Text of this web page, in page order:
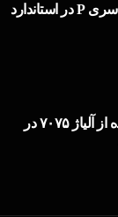
P460NL1 و دیگر ورق‌های سری P در استاندارد
هر آنچه برای خرید و استفاده از آلیاژ ۷۰۷۵ در